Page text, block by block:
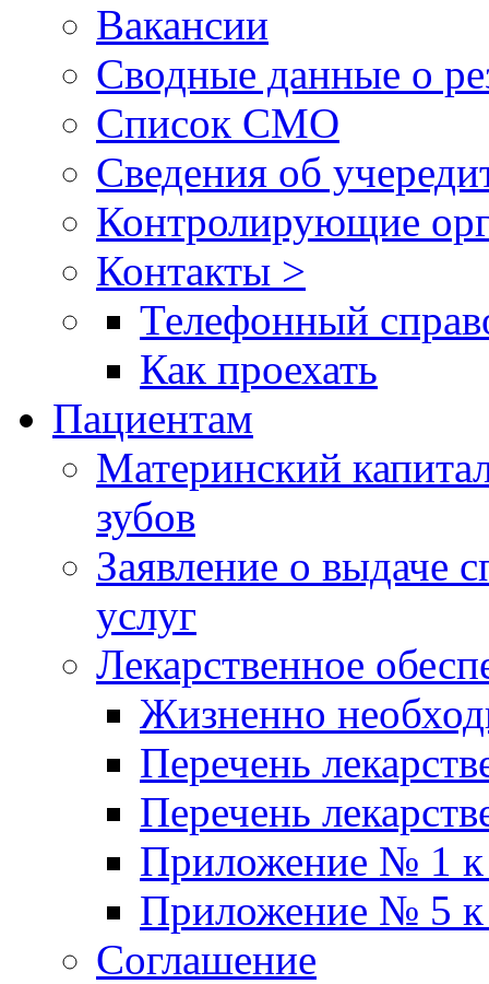
Вакансии
Сводные данные о
Список СМО
Сведения об
Контролирующие
Контакты >
Телефонный
Как проехать
Пациентам
Материнский
зубов
Заявление о выдаче
услуг
Лекарственное
Жизненно
Перечень
Перечень
Приложение № 1 к
Приложение № 5 к
Соглашение